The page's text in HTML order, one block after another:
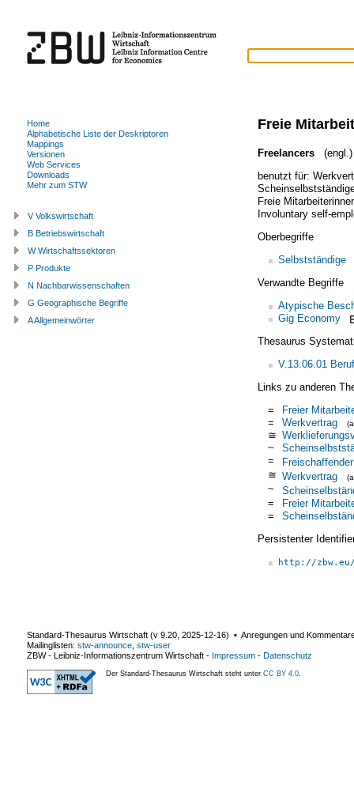
Freie
Freelancers
(engl.)
benutzt für:
Freie
Involuntary self-
Oberbegriffe
Selbstständige
Verwandte Begriffe
Atypische
Gig Economy
Thesaurus
V.13.06.01
Links zu anderen
=
Freier
=
Werkvertrag
≅
~
=
Freischaffender
≅ Werkvertrag
~
=
Freier
=
Persistenter
http://
Home
Alphabetische Liste der Deskriptoren
Mappings
Versionen
Web Services
Downloads
Mehr zum STW
V Volkswirtschaft
B Betriebswirtschaft
W Wirtschaftssektoren
P Produkte
N Nachbarwissenschaften
G Geographische Begriffe
A Allgemeinwörter
Standard-Thesaurus Wirtschaft (v 9.20 2025-12-16) ▪ Anregungen und
Mailinglisten: stw-announce stw-user
ZBW - Leibniz-Informationszentrum Wirtschaft - Impressum - Datenschutz
Der Standard-Thesaurus Wirtschaft steht unter CC BY 4.0